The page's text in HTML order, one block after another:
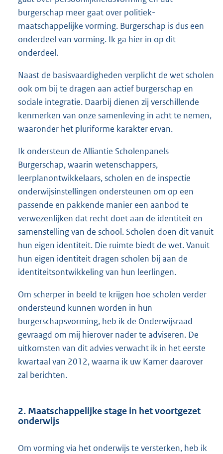
burgerschap meer gaat over politiek-
maatschappelijke vorming. Burgerschap is dus een
onderdeel van vorming. Ik ga hier in op dit
onderdeel.
Naast de basisvaardigheden verplicht de wet scholen
ook om bij te dragen aan actief burgerschap en
sociale integratie. Daarbij dienen zij verschillende
kenmerken van onze samenleving in acht te nemen,
waaronder het pluriforme karakter ervan.
Ik ondersteun de Alliantie Scholenpanels
Burgerschap, waarin wetenschappers,
leerplanontwikkelaars, scholen en de inspectie
onderwijsinstellingen ondersteunen om op een
passende en pakkende manier een aanbod te
verwezenlijken dat recht doet aan de identiteit en
samenstelling van de school. Scholen doen dit vanuit
hun eigen identiteit. Die ruimte biedt de wet. Vanuit
hun eigen identiteit dragen scholen bij aan de
identiteitsontwikkeling van hun leerlingen.
Om scherper in beeld te krijgen hoe scholen verder
ondersteund kunnen worden in hun
burgerschapsvorming, heb ik de Onderwijsraad
gevraagd om mij hierover nader te adviseren. De
uitkomsten van dit advies verwacht ik in het eerste
kwartaal van 2012, waarna ik uw Kamer daarover
zal berichten.
2. Maatschappelijke stage in het voortgezet
onderwijs
Om vorming via het onderwijs te versterken, heb ik